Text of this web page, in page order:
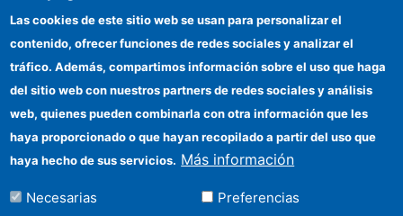
Identidad institucional
Información para proveedores
Ayudas FEDER
Organismos financiadores
Contacto
Cómo llegar
Las cookies de este sitio web se usan para personalizar el
contenido, ofrecer funciones de redes sociales y analizar el
tráfico. Además, compartimos información sobre el uso que haga
del sitio web con nuestros partners de redes sociales y análisis
web, quienes pueden combinarla con otra información que les
haya proporcionado o que hayan recopilado a partir del uso que
haya hecho de sus servicios. Más información
Necesarias Preferencias